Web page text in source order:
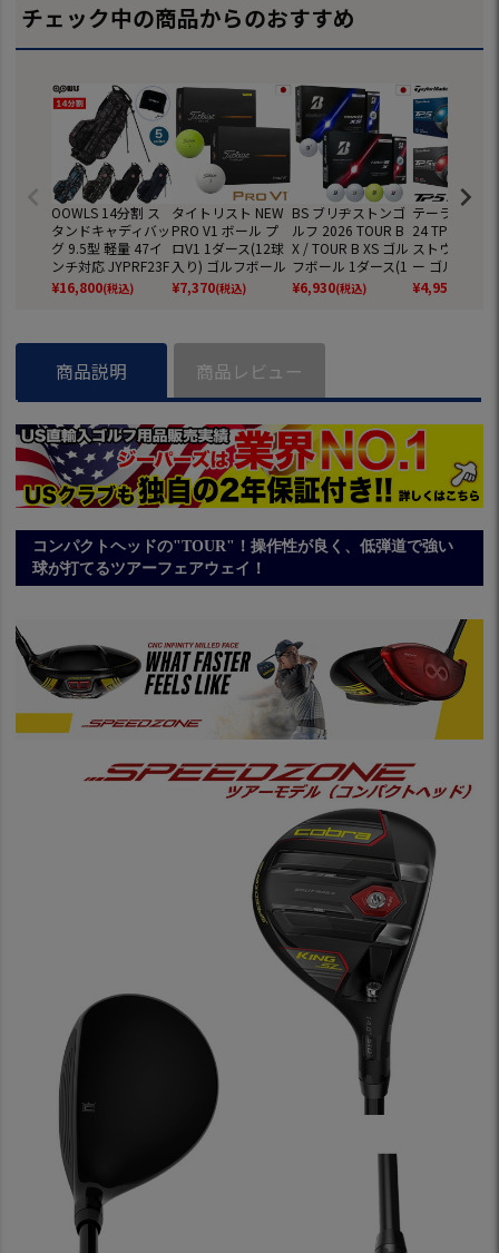
チェック中の商品からのおすすめ
OOWLS 14分割 ス
タンドキャディバッ
グ 9.5型 軽量 47イ
ンチ対応 JYPRF23F
SB 【JYPER'Sオリ
ジナル商品】
¥16,800(税込)
タイトリスト NEW
PRO V1 ボール プ
ロV1 1ダース(12球
入り) ゴルフボール
2025年モデル TITL
EIST 日本正規品
¥7,370(税込)
BS ブリヂストンゴ
ルフ 2026 TOUR B
X / TOUR B XS ゴル
フボール 1ダース(1
2球入) ツアーB ゴ
ルフ 2026年モデル
¥6,930(税込)
テーラーメイ
24 TP5 TP5x
ストウレタン
ー ゴルフボー
ダース 全12
正規品
¥4,959
商品説明 商品レビュー
コンパクトヘッドの"TOUR"！操作性が良く、低弾道で強い
球が打てるツアーフェアウェイ！